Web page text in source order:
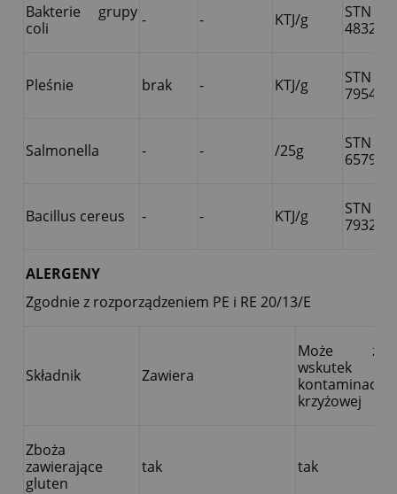
Bakterie grupy
coli
- - KTJ/g
STN
4832
Pleśnie brak - KTJ/g
STN
7954
Salmonella - - /25g
STN
6579
Bacillus cereus - - KTJ/g
STN
7932
ALERGENY
Zgodnie z rozporządzeniem PE i RE 20/13/E
Składnik Zawiera
Może
wskutek
kontaminacji
krzyżowej
Zboża
zawierające
gluten
tak tak